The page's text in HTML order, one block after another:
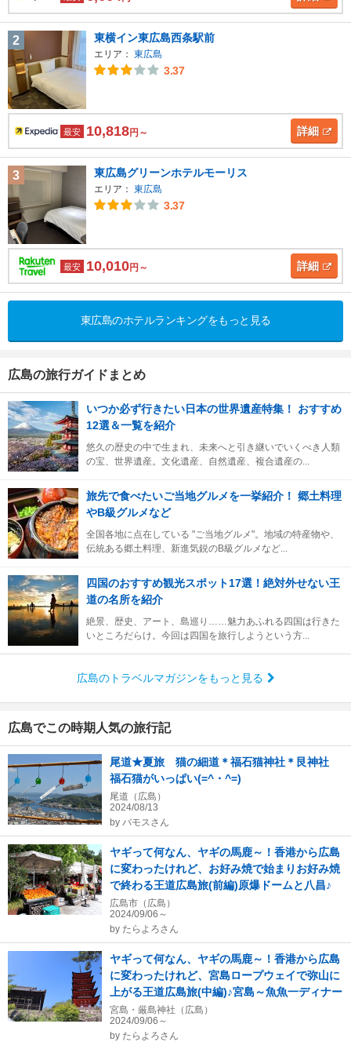
2 東横イン東広島西条駅前
エリア： 東広島
3.37
最安 10,818円～ 詳細
3 東広島グリーンホテルモーリス
エリア： 東広島
3.37
最安 10,010円～ 詳細
東広島のホテルランキングをもっと見る
広島の旅行ガイドまとめ
いつか必ず行きたい日本の世界遺産特集！ おすすめ
12選＆一覧を紹介
悠久の歴史の中で生まれ、未来へと引き継いでいくべき人類
の宝、世界遺産。文化遺産、自然遺産、複合遺産の...
旅先で食べたいご当地グルメを一挙紹介！ 郷土料理
やB級グルメなど
全国各地に点在している "ご当地グルメ"。地域の特産物や、
伝統ある郷土料理、新進気鋭のB級グルメなど...
四国のおすすめ観光スポット17選！絶対外せない王
道の名所を紹介
絶景、歴史、アート、島巡り……魅力あふれる四国は行きた
いところだらけ。今回は四国を旅行しようという方...
広島のトラベルマガジンをもっと見る
広島でこの時期人気の旅行記
尾道★夏旅 猫の細道＊福石猫神社＊艮神社
福石猫がいっぱい(=^・^=)
尾道（広島）
2024/08/13
by バモスさん
ヤギって何なん、ヤギの馬鹿～！香港から広島
に変わったけれど、お好み焼で始まりお好み焼
で終わる王道広島旅(前編)原爆ドームと八昌♪
広島市（広島）
2024/09/06～
by たらよろさん
ヤギって何なん、ヤギの馬鹿～！香港から広島
に変わったけれど、宮島ロープウェイで弥山に
上がる王道広島旅(中編)♪宮島～魚魚一ディナー
宮島・厳島神社（広島）
2024/09/06～
by たらよろさん